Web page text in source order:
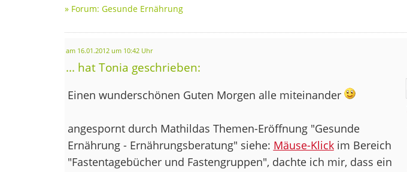
» Forum: Gesunde Ernährung
am 16.01.2012 um 10:42 Uhr
... hat Tonia geschrieben:
Einen wunderschönen Guten Morgen alle miteinander
angespornt durch Mathildas Themen-Eröffnung "Gesunde
Ernährung - Ernährungsberatung" siehe: Mäuse-Klickim Bereich
"Fastentagebücher und Fastengruppen", dachte ich mir, dass ein